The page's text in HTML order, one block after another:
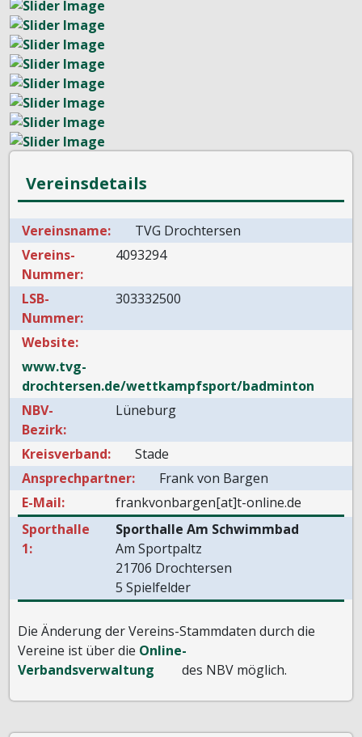
Vereinsdetails
Vereinsname:
TVG Drochtersen
Vereins-
Nummer:
4093294
LSB-
Nummer:
303332500
Website:
www.tvg-
drochtersen.de/wettkampfsport/badminton
NBV-
Bezirk:
Lüneburg
Kreisverband:
Stade
Ansprechpartner:
Frank von Bargen
E-Mail:
frankvonbargen[at]t-online.de
Sporthalle
1:
Sporthalle Am Schwimmbad
Am Sportpaltz
21706 Drochtersen
5 Spielfelder
Die Änderung der Vereins-Stammdaten durch die
Vereine ist über die Online-
Verbandsverwaltung
des NBV möglich.